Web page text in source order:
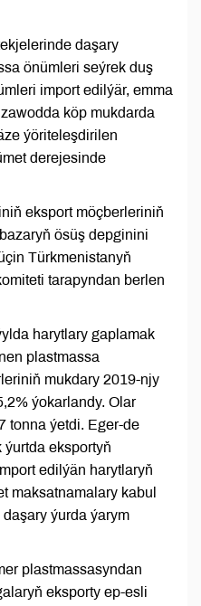
daşary
önümleri seýrek duş
import edilýär, emma
köp mukdarda
ýöriteleşdirilen
derejesinde
eksport möçberleriniň
ösüş depginini
Türkmenistanyň
tarapyndan berlen
harytlary gaplamak
plastmassa
mukdary 2019-njy
ýokarlandy. Olar
tonna ýetdi. Eger-de
eksportyň
edilýän harytlaryň
maksatnamalary kabul
ýurda ýarym
plastmassasyndan
eksporty ep-esli